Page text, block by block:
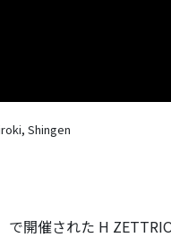
Shingen
開催された H